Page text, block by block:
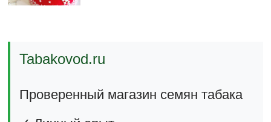
Tabakovod.ru
Проверенный магазин семян табака